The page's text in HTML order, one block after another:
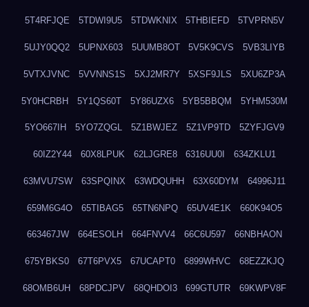
5T4RFJQE 5TDWI9U5 5TDWKNIX 5THBIEFD 5TVPRN5V
5UJY0QQ2 5UPNX603 5UUMB8OT 5V5K9CVS 5VB3LIYB
5VTXJVNC 5VVNNS1S 5XJ2MR7Y 5XSF9JLS 5XU6ZP3A
5Y0HCRBH 5Y1QS60T 5Y86UZX6 5YB5BBQM 5YHM530M
5YO667IH 5YO7ZQGL 5Z1BWJEZ 5Z1VP9TD 5ZYFJGV9
60IZ2Y44 60X8LPUK 62LJGRE8 6316UU0I 634ZKLU1
63MVU7SW 63SPQINX 63WDQUHH 63X60DYM 64996J11
659M6G4O 65TIBAG5 65TN6NPQ 65UV4E1K 660K94O5
663467JW 664ESOLH 664FNVV4 66C6U597 66NBHAON
675YBKS0 67T6PVX5 67UCAPT0 6899WHVC 68EZZKJQ
68OMB6UH 68PDCJPV 68QHDOI3 699GTUTR 69KWPV8F